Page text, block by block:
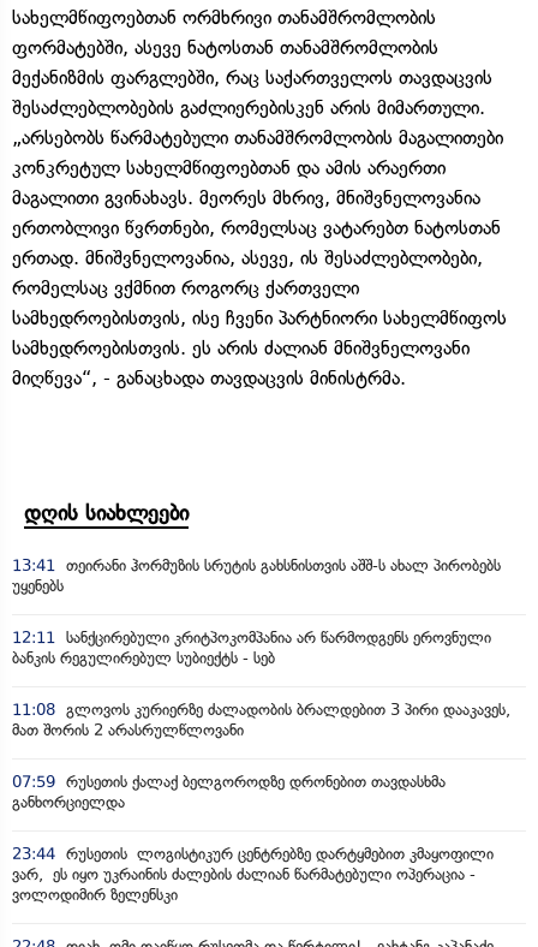
სახელმწიფოებთან ორმხრივი თანამშრომლობის
ფორმატებში, ასევე ნატოსთან თანამშრომლობის
მექანიზმის ფარგლებში, რაც საქართველოს თავდაცვის
შესაძლებლობების გაძლიერებისკენ არის მიმართული.
„არსებობს წარმატებული თანამშრომლობის მაგალითები
კონკრეტულ სახელმწიფოებთან და ამის არაერთი
მაგალითი გვინახავს. მეორეს მხრივ, მნიშვნელოვანია
ერთობლივი წვრთნები, რომელსაც ვატარებთ ნატოსთან
ერთად. მნიშვნელოვანია, ასევე, ის შესაძლებლობები,
რომელსაც ვქმნით როგორც ქართველი
სამხედროებისთვის, ისე ჩვენი პარტნიორი სახელმწიფოს
სამხედროებისთვის. ეს არის ძალიან მნიშვნელოვანი
მიღწევა“, - განაცხადა თავდაცვის მინისტრმა.
დღის სიახლეები
13:41
თეირანი ჰორმუზის სრუტის გახსნისთვის აშშ-ს ახალ პირობებს
უყენებს
12:11
სანქცირებული კრიტპოკომპანია არ წარმოდგენს ეროვნული
ბანკის რეგულირებულ სუბიექტს - სებ
11:08 გლოვოს კურიერზე ძალადობის ბრალდებით 3 პირი დააკავეს,
მათ შორის 2 არასრულწლოვანი
07:59 რუსეთის ქალაქ ბელგოროდზე დრონებით თავდასხმა
განხორციელდა
23:44 რუსეთის ლოგისტიკურ ცენტრებზე დარტყმებით კმაყოფილი
ვარ, ეს იყო უკრაინის ძალების ძალიან წარმატებული ოპერაცია -
ვოლოდიმირ ზელენსკი